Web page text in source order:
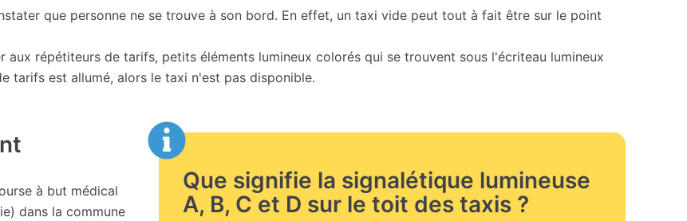
que personne ne se trouve à son bord. En effet, un taxi vide peut tout à fait être sur le point
répétiteurs de tarifs, petits éléments lumineux colorés qui se trouvent sous l'écriteau lumineux
tarifs est allumé, alors le taxi n'est pas disponible.
à but médical
dans la commune
Que signifie la signalétique lumineuse
A, B, C et D sur le toit des taxis ?